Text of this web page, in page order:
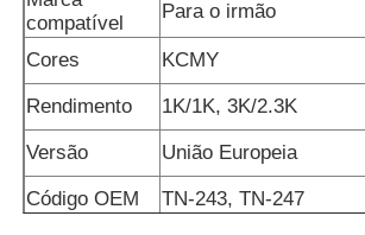
compatível
Para o irmão
Cores KCMY
Rendimento 1K/1K, 3K/2.3K
Versão União Europeia
Código OEM TN-243, TN-247